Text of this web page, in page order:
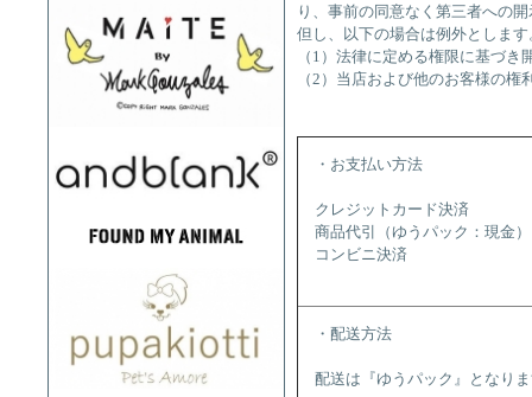
り、事前の同意なく第三者への
但し、以下の場合は例外とします
（1）法律に定める権限に基づき
（2）当店および他のお客様の
・お支払い方法
クレジットカード決済
商品代引（ゆうパック：現金）
コンビニ決済
・配送方法
配送は『ゆうパック』となり